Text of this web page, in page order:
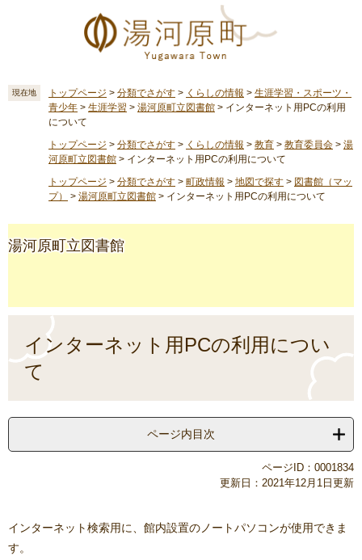
現在地 トップページ > 分類でさがす > くらしの情報 > 生涯学習・スポーツ・
青少年 > 生涯学習 > 湯河原町立図書館 > インターネット用PCの利用
について
トップページ > 分類でさがす > くらしの情報 > 教育 > 教育委員会 > 湯
河原町立図書館 > インターネット用PCの利用について
トップページ > 分類でさがす > 町政情報 > 地図で探す > 図書館（マッ
プ）
> 湯河原町立図書館 > インターネット用PCの利用について
湯河原町立図書館
インターネット用PCの利用につい
て
ページ内目次
ページID：0001834
更新日：2021年12月1日更新
インターネット検索用に、館内設置のノートパソコンが使用できま
す。